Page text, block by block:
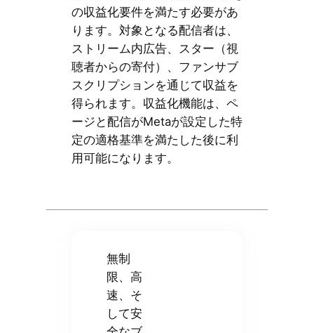
の収益化要件を満たす必要があ
ります。対象となる配信者は、
ストリーム内広告、スター（視
聴者からの寄付）、ファンサブ
スクリプションを通じて収益を
得られます。収益化機能は、ペ
ージと配信がMetaが設定した特
定の適格基準を満たした後に利
用可能になります。
無制
限、高
速、そ
して安